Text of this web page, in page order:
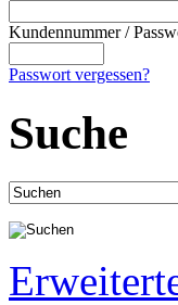
Kundennummer /
Passwort vergessen?
Suche